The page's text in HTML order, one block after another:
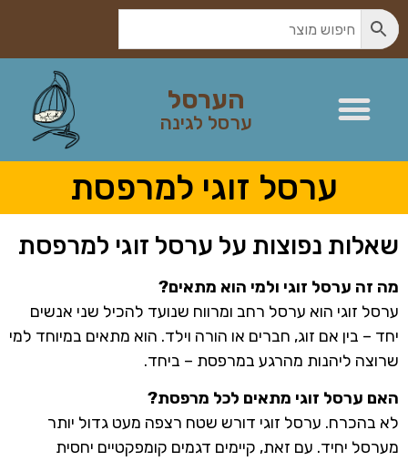
הערסל
ערסל לגינה
ערסל זוגי למרפסת
שאלות נפוצות על ערסל זוגי למרפסת
מה זה ערסל זוגי ולמי הוא מתאים?
ערסל זוגי הוא ערסל רחב ומרווח שנועד להכיל שני אנשים
יחד – בין אם זוג, חברים או הורה וילד. הוא מתאים במיוחד למי
שרוצה ליהנות מהרגע במרפסת – ביחד.
האם ערסל זוגי מתאים לכל מרפסת?
לא בהכרח. ערסל זוגי דורש שטח רצפה מעט גדול יותר
מערסל יחיד. עם זאת, קיימים דגמים קומפקטיים יחסית